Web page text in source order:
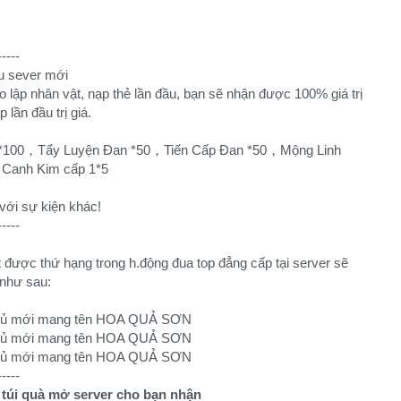
sever mới
nhân vật, nạp thẻ lần đầu, bạn sẽ nhận được 100% giá trị
lần đầu trị giá.
，Tẩy Luyện Đan *50，Tiến Cấp Đan *50，Mộng Linh
Kim cấp 1*5
sự kiện khác!
thứ hạng trong h.động đua top đẳng cấp tại server sẽ
sau:
quà mở server cho bạn nhận